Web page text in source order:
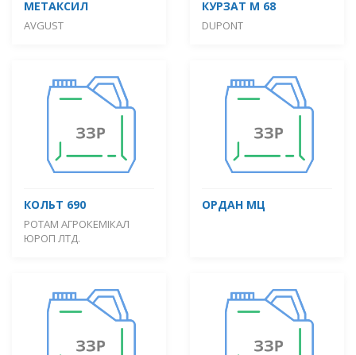
МЕТАКСИЛ
AVGUST
КУРЗАТ М 68
DUPONT
КОЛЬТ 690
РОТАМ АГРОКЕМІКАЛ
ЮРОП ЛТД.
ОРДАН МЦ